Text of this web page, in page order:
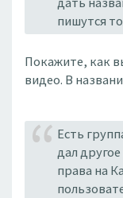
пишутся
Покажите, как
видео. В
Есть
дал
права на